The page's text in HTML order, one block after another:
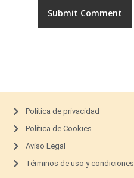
Política de privacidad
Política de Cookies
Aviso Legal
Términos de uso y condiciones